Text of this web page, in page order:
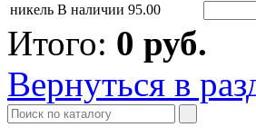
никель В наличии 95.00
Итого: 0 руб.
Вернуться в